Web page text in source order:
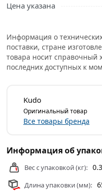
профессиональные
или самовывоза.
Лак термостойкий KUDO
высококачественный
кремнийорганический
кирпичных,
поверхностях,
+250°С.
водонагревательного и
домах, банях, саунах.
Выдерживает
температур при
Цена указана
Информация о
поставки, стране
товара носит справочный
последних доступных к
Kudo
Оригинальный товар
Все товары бренда
Информация об
Вес с упаковкой (кг):
Длина упаковки (мм):